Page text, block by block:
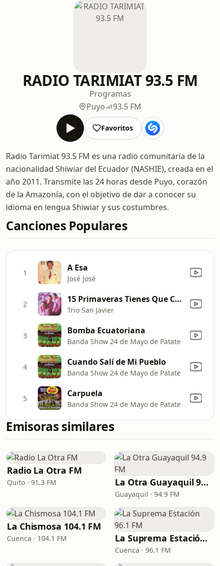
RADIO TARIMIAT 93.5 FM
Programas
Puyo
93.5 FM
Favoritos
Radio Tarimiat 93.5 FM es una radio comunitaria de la
nacionalidad Shiwiar del Ecuador (NASHIE), creada en el
año 2011. Transmite las 24 horas desde Puyo, corazón
de la Amazonía, con el objetivo de dar a conocer su
idioma en lengua Shiwiar y sus costumbres.
Canciones Populares
1 A Esa
José José
2 15 Primaveras Tienes Que Cumplir
Trio San Javier
3 Bomba Ecuatoriana
Banda Show 24 de Mayo de Patate
4 Cuando Salí de Mi Pueblo
Banda Show 24 de Mayo de Patate
5 Carpuela
Banda Show 24 de Mayo de Patate
Emisoras similares
Radio La Otra FM
Quito · 91.3 FM La Otra Guayaquil 94.9 FM
Guayaquil · 94.9 FM
La Chismosa 104.1 FM
Cuenca · 104.1 FM La Suprema Estación 96.1 FM
Cuenca · 96.1 FM